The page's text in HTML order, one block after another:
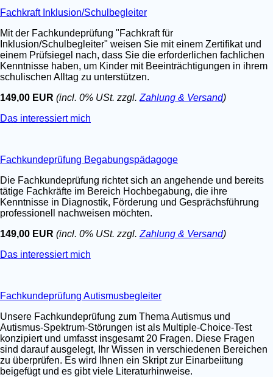
Fachkraft Inklusion/Schulbegleiter
Mit der Fachkundeprüfung "Fachkraft für
Inklusion/Schulbegleiter" weisen Sie mit einem Zertifikat und
einem Prüfsiegel nach, dass Sie die erforderlichen fachlichen
Kenntnisse haben, um Kinder mit Beeinträchtigungen in ihrem
schulischen Alltag zu unterstützen.
149,00 EUR (incl. 0% USt. zzgl. Zahlung & Versand)
Das interessiert mich
Fachkundeprüfung Begabungspädagoge
Die Fachkundeprüfung richtet sich an angehende und bereits
tätige Fachkräfte im Bereich Hochbegabung, die ihre
Kenntnisse in Diagnostik, Förderung und Gesprächsführung
professionell nachweisen möchten.
149,00 EUR (incl. 0% USt. zzgl. Zahlung & Versand)
Das interessiert mich
Fachkundeprüfung Autismusbegleiter
Unsere Fachkundeprüfung zum Thema Autismus und
Autismus-Spektrum-Störungen ist als Multiple-Choice-Test
konzipiert und umfasst insgesamt 20 Fragen. Diese Fragen
sind darauf ausgelegt, Ihr Wissen in verschiedenen Bereichen
zu überprüfen. Es wird Ihnen ein Skript zur Einarbeiitung
beigefügt und es gibt viele Literaturhinweise.